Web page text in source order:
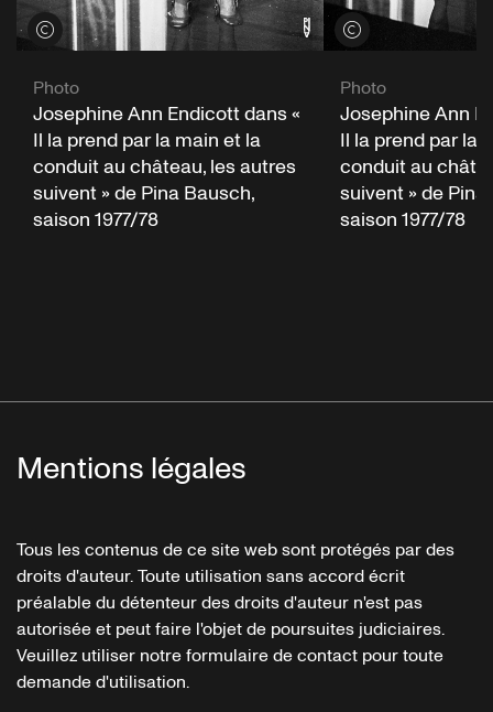
Voir les crédits
Photo
Josephine Ann Endicott dans «
Il la prend par la main et la
conduit au château, les autres
suivent » de Pina Bausch,
saison 1977/78
Voir les crédits
Photo
Josephine Ann
Il la prend par la
conduit au
suivent » de Pina
saison 1977/78
Mentions légales
Tous les contenus de ce site web sont protégés par des
droits d'auteur. Toute utilisation sans accord écrit
préalable du détenteur des droits d'auteur n'est pas
autorisée et peut faire l'objet de poursuites judiciaires.
Veuillez utiliser notre formulaire de contact pour toute
demande d'utilisation.